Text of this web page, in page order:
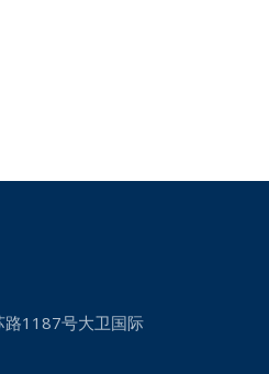
路1187号大卫国际